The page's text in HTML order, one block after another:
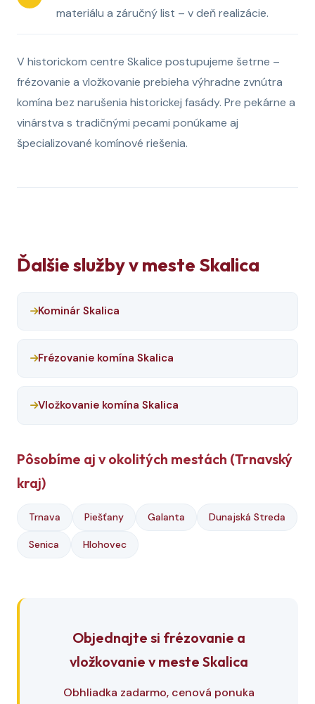
materiálu a záručný list – v deň realizácie.
V historickom centre Skalice postupujeme šetrne –
frézovanie a vložkovanie prebieha výhradne zvnútra
komína bez narušenia historickej fasády. Pre pekárne a
vinárstva s tradičnými pecami ponúkame aj
špecializované komínové riešenia.
Ďalšie služby v meste Skalica
Kominár Skalica
Frézovanie komína Skalica
Vložkovanie komína Skalica
Pôsobíme aj v okolitých mestách (Trnavský
kraj)
Trnava Piešťany Galanta Dunajská Streda
Senica Hlohovec
Objednajte si frézovanie a
vložkovanie v meste Skalica
Obhliadka zadarmo, cenová ponuka